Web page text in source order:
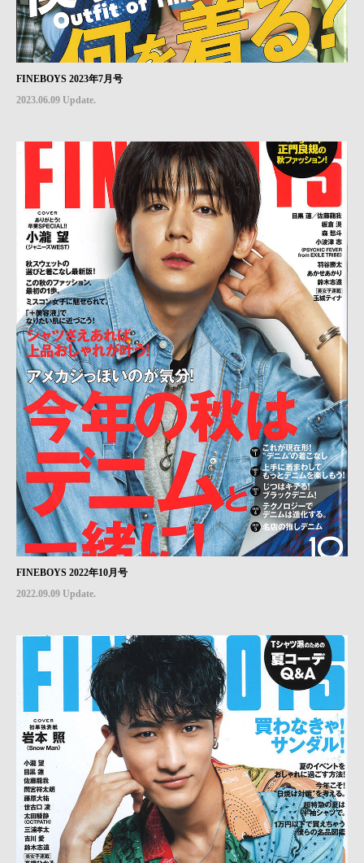
FINEBOYS 2023年7月号
2023.06.09 Update.
FINEBOYS 2022年10月号
2022.09.09 Update.